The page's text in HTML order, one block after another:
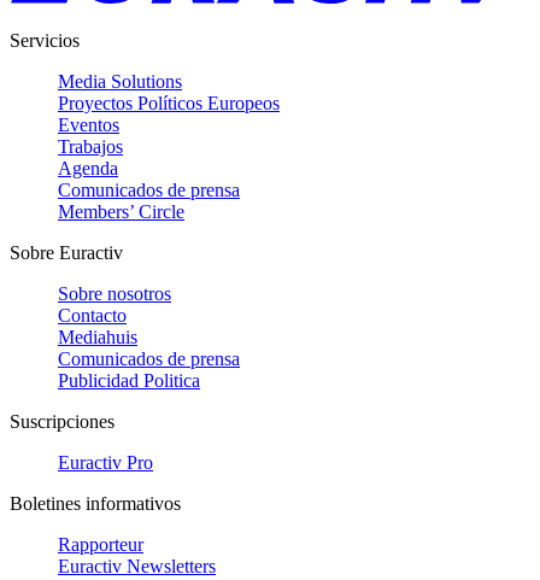
Servicios
Media Solutions
Proyectos Políticos Europeos
Eventos
Trabajos
Agenda
Comunicados de prensa
Members’ Circle
Sobre Euractiv
Sobre nosotros
Contacto
Mediahuis
Comunicados de prensa
Publicidad Politica
Suscripciones
Euractiv Pro
Boletines informativos
Rapporteur
Euractiv Newsletters